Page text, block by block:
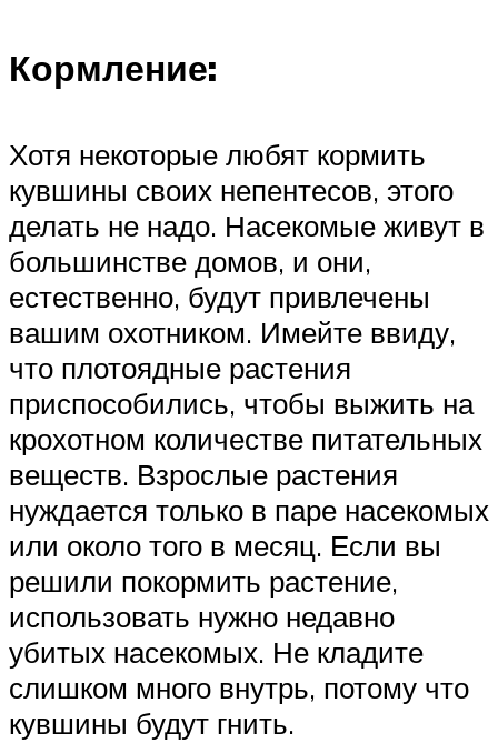
Кормление:
Хотя некоторые любят кормить
кувшины своих непентесов, этого
делать не надо. Насекомые живут в
большинстве домов, и они,
естественно, будут привлечены
вашим охотником. Имейте ввиду,
что плотоядные растения
приспособились, чтобы выжить на
крохотном количестве питательных
веществ. Взрослые растения
нуждается только в паре насекомых
или около того в месяц. Если вы
решили покормить растение,
использовать нужно недавно
убитых насекомых. Не кладите
слишком много внутрь, потому что
кувшины будут гнить.